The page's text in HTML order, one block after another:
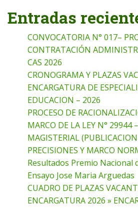
Entradas
CONVOCATORIA N° 017–
CONTRATACIÓN
CAS 2026
CRONOGRAMA Y PLAZAS
ENCARGATURA DE
EDUCACION – 2026
PROCESO DE
MARCO DE LA LEY N° 29944
MAGISTERIAL
PRECISIONES Y MARCO
Resultados Premio Nacional
Ensayo Jose Maria Arguedas
CUADRO DE PLAZAS
ENCARGATURA 2026 »